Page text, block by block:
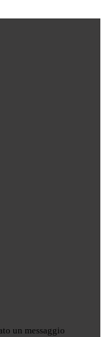
un messaggio